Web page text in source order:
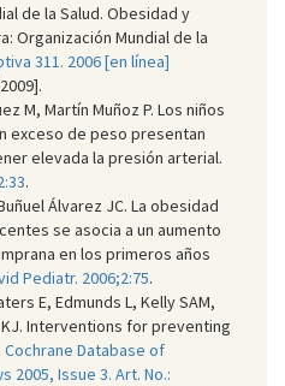
de la Salud. Obesidad y
Organización Mundial de la
311. 2006 [en línea]
M, Martín Muñoz P. Los niños
exceso de peso presentan
elevada la presión arterial.
.
Álvarez JC. La obesidad
se asocia a un aumento
en los primeros años
Pediatr. 2006;2:75.
E, Edmunds L, Kelly SAM,
KJ. Interventions for preventing
Cochrane Database of
2005, Issue 3. Art. No.: